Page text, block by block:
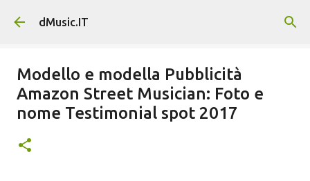
Passa ai contenuti principali
dMusic.IT
Modello e modella Pubblicità
Amazon Street Musician: Foto e
nome Testimonial spot 2017